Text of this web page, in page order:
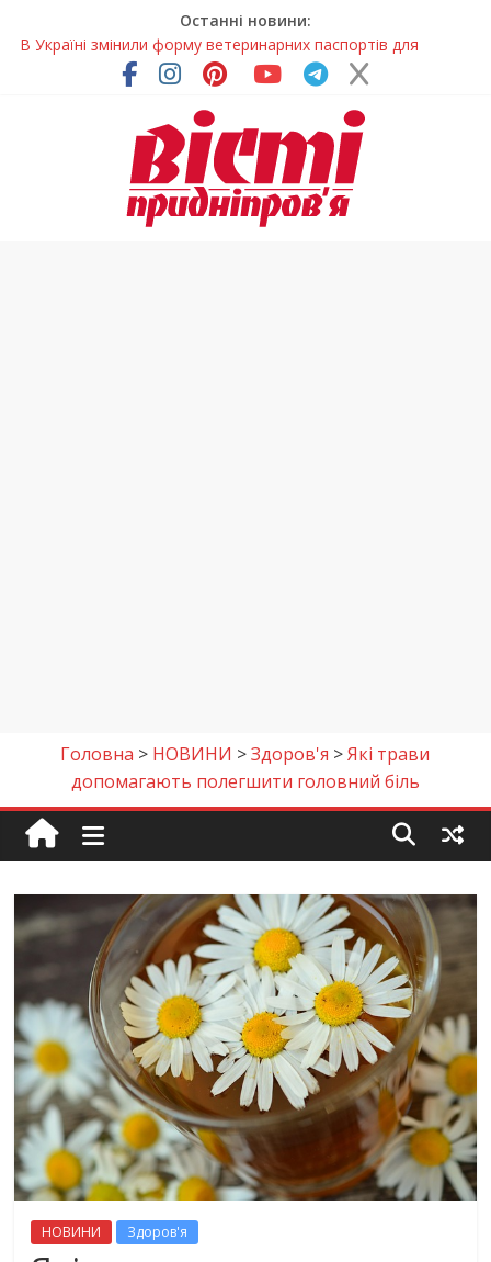
Останні новини:
В Україні змінили форму ветеринарних паспортів для
домашніх тварин
На Дніпропетровщині до суду передали резонансну справу
У Дніпропетровській області розпочалася осіння міграція
На Дніпропетровщині вводять сезонну заборону на вилов
Трав’яний чай вранці: чому його обирають замість кави
Головна > НОВИНИ >Здоров'я >Які трави
допомагають полегшити головний біль
НОВИНИ Здоров'я